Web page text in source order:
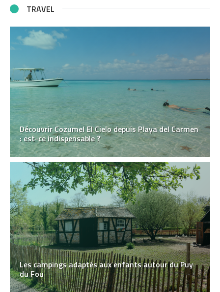
TRAVEL
Découvrir Cozumel El Cielo depuis Playa del Carmen
: est-ce indispensable ?
Les campings adaptés aux enfants autour du Puy
du Fou